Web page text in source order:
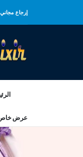
إرجاع مجاني.
عرض